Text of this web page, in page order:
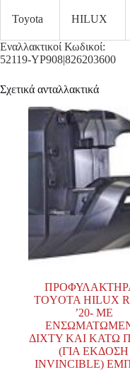
Toyota HILUX
Εναλλακτικοί Κωδικοί:
52119-YP908|826203600
Σχετικά ανταλλακτικά
TOYOTA HILUX
’20- ΜΕ
ΔΙΧΤΥ ΚΑΙ ΚΑΤΩ
(ΓΙΑ ΕΚΔΟΣΗ
INVINCIBLE)